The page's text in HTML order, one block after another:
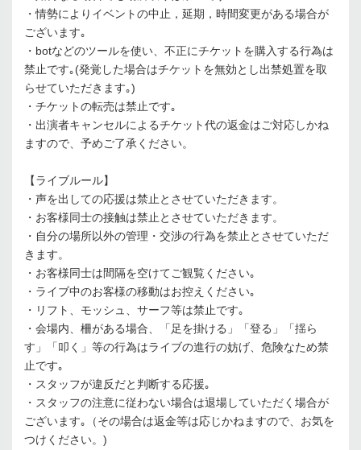
・情勢によりイベントの中止，延期，時間変更がある場合が
ございます｡
・botなどのツールを使い、不正にチケットを購入する行為は
禁止です｡(発覚した場合はチケットを無効とし出禁処置を取
らせていただきます｡)
・チケットの転売は禁止です｡
・出演者キャンセルによるチケット代の返金はご対応しかね
ますので、予めご了承ください。
【ライブルール】
・声を出しての応援は禁止とさせていただきます。
・お客様同士の接触は禁止とさせていただきます。
・自分の場所以外の管理・交渉の行為を禁止とさせていただ
きます。
・お客様同士は間隔を空けてご観覧ください｡
・ライブ中のお客様の移動はお控えください｡
・リフト、モッシュ、サーフ等は禁止です｡
・会場内、柵がある場合、「足を掛ける」「登る」「揺ら
す」「叩く」等の行為はライブの進行の妨げ、危険なため禁
止です｡
・スタッフが違反だと判断する応援｡
・スタッフの注意に従わない場合は退場していただく場合が
ございます｡（その場合は返金等は応じかねますので、お気を
つけください。)